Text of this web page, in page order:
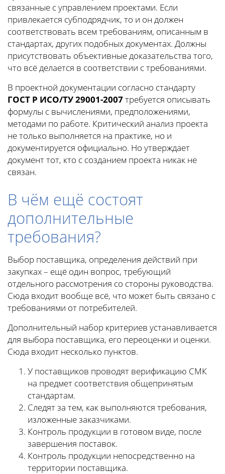
связанные с управлением проектами. Если
привлекается субподрядчик, то и он должен
соответствовать всем требованиям, описанным в
стандартах, других подобных документах. Должны
присутствовать объективные доказательства того,
что всё делается в соответствии с требованиями.
В проектной документации согласно стандарту
ГОСТ Р ИСО/ТУ 29001-2007требуется описывать
формулы с вычислениями, предположениями,
методами по работе. Критический анализ проекта
не только выполняется на практике, но и
документируется официально. Но утверждает
документ тот, кто с созданием проекта никак не
связан.
В чём ещё состоят
дополнительные
требования?
Выбор поставщика, определения действий при
закупках – ещё один вопрос, требующий
отдельного рассмотрения со стороны руководства.
Сюда входит вообще всё, что может быть связано с
требованиями от потребителей.
Дополнительный набор критериев устанавливается
для выбора поставщика, его переоценки и оценки.
Сюда входит несколько пунктов.
У поставщиков проводят верификацию СМК
на предмет соответствия общепринятым
стандартам.
Следят за тем, как выполняются требования,
изложенные заказчиками.
Контроль продукции в готовом виде, после
завершения поставок.
Контроль продукции непосредственно на
территории поставщика.